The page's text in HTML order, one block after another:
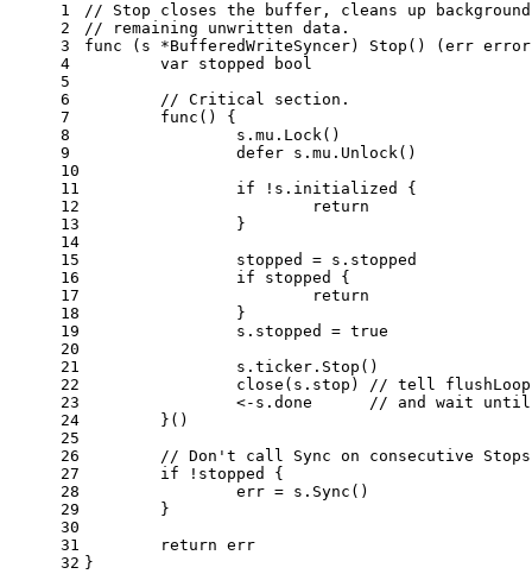
1
2
3
4
5
6
7
8
9
10
11
12
13
14
15
16
17
18
19
20
21
22
23
24
25
26
27
28
29
30
31
32
// Stop closes the buffer, cleans up
// remaining unwritten data.
func
(s *BufferedWriteSyncer) Stop ()
(err
var stopped
bool
// Critical section.
func ()
{
		s.mu.Lock()
defer s.mu.Unlock()
if !s.initialized {
return
		}
		stopped = s.stopped
if stopped {
return
		}
		s.stopped =
true
		s.ticker.Stop()
close (s.stop) // tell
		<-s.done
// and wait
	}()
// Don't call Sync on consecutive
if !stopped {
		err = s.Sync()
	}
return err
}